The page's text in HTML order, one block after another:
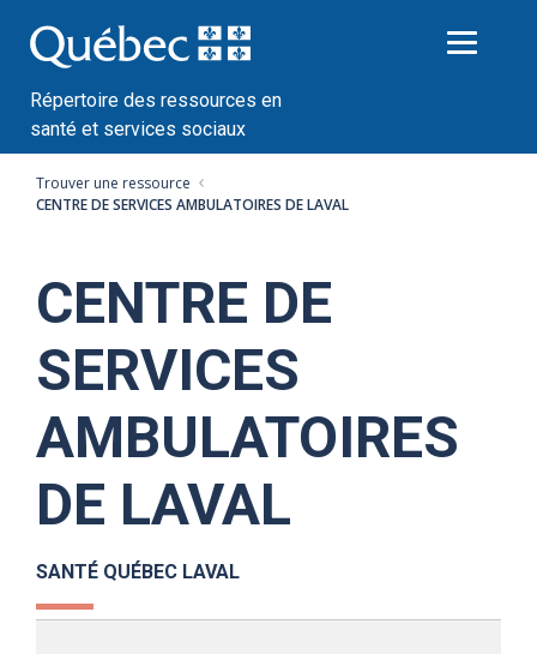
au
contenu
Répertoire des ressources en
santé et services sociaux
Trouver une ressource
CENTRE DE SERVICES AMBULATOIRES DE LAVAL
CENTRE DE
SERVICES
AMBULATOIRES
DE LAVAL
SANTÉ QUÉBEC LAVAL